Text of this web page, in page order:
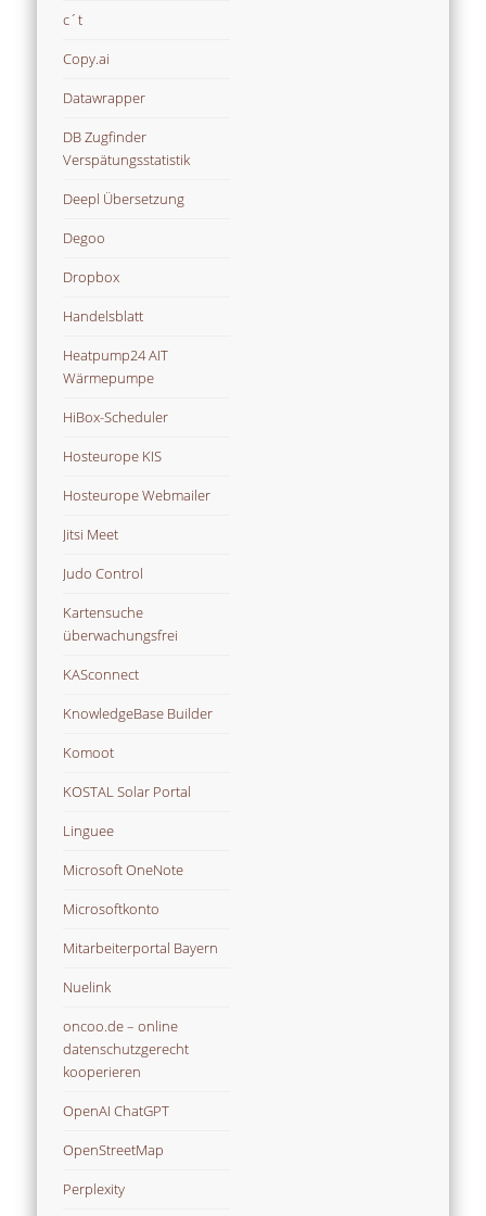
c´t
Copy.ai
Datawrapper
DB Zugfinder
Verspätungsstatistik
Deepl Übersetzung
Degoo
Dropbox
Handelsblatt
Heatpump24 AIT
Wärmepumpe
HiBox-Scheduler
Hosteurope KIS
Hosteurope Webmailer
Jitsi Meet
Judo Control
Kartensuche
überwachungsfrei
KASconnect
KnowledgeBase Builder
Komoot
KOSTAL Solar Portal
Linguee
Microsoft OneNote
Microsoftkonto
Mitarbeiterportal Bayern
Nuelink
oncoo.de – online
datenschutzgerecht
kooperieren
OpenAI ChatGPT
OpenStreetMap
Perplexity